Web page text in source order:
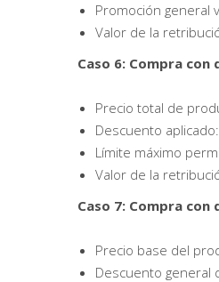
Promoción general
Valor de la
Caso 6: Compra
Precio total de
Descuento
Límite máximo
Valor de la
Caso 7: Compra
Precio base del
Descuento general